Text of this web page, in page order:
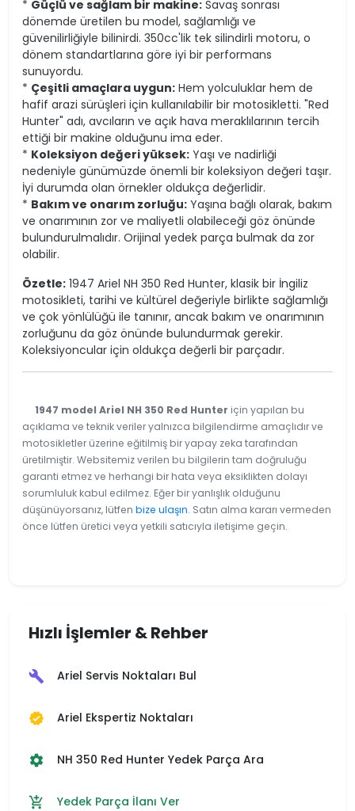
* Güçlü ve sağlam bir makine: Savaş sonrası
dönemde üretilen bu model, sağlamlığı ve
güvenilirliğiyle bilinirdi. 350cc'lik tek silindirli motoru, o
dönem standartlarına göre iyi bir performans
sunuyordu.
* Çeşitli amaçlara uygun: Hem yolculuklar hem de
hafif arazi sürüşleri için kullanılabilir bir motosikletti. "Red
Hunter" adı, avcıların ve açık hava meraklılarının tercih
ettiği bir makine olduğunu ima eder.
* Koleksiyon değeri yüksek: Yaşı ve nadirliği
nedeniyle günümüzde önemli bir koleksiyon değeri taşır.
İyi durumda olan örnekler oldukça değerlidir.
* Bakım ve onarım zorluğu: Yaşına bağlı olarak, bakım
ve onarımının zor ve maliyetli olabileceği göz önünde
bulundurulmalıdır. Orijinal yedek parça bulmak da zor
olabilir.
Özetle: 1947 Ariel NH 350 Red Hunter, klasik bir İngiliz
motosikleti, tarihi ve kültürel değeriyle birlikte sağlamlığı
ve çok yönlülüğü ile tanınır, ancak bakım ve onarımının
zorluğunu da göz önünde bulundurmak gerekir.
Koleksiyoncular için oldukça değerli bir parçadır.
1947 model Ariel NH 350 Red Hunter için yapılan bu
açıklama ve teknik veriler yalnızca bilgilendirme amaçlıdır ve
motosikletler üzerine eğitilmiş bir yapay zeka tarafından
üretilmiştir. Websitemiz verilen bu bilgilerin tam doğruluğu
garanti etmez ve herhangi bir hata veya eksiklikten dolayı
sorumluluk kabul edilmez. Eğer bir yanlışlık olduğunu
düşünüyorsanız, lütfen bize ulaşın. Satın alma kararı vermeden
önce lütfen üretici veya yetkili satıcıyla iletişime geçin.
Hızlı İşlemler & Rehber
build Ariel Servis Noktaları Bul
verified Ariel Ekspertiz Noktaları
settings NH 350 Red Hunter Yedek Parça Ara
add_shopping_cart Yedek Parça İlanı Ver